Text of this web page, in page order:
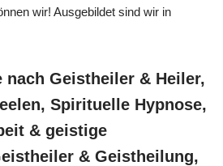
wir! Ausgebildet sind wir in
nach Geistheiler & Heiler,
Spirituelle Hypnose,
& geistige
& Geistheilung,